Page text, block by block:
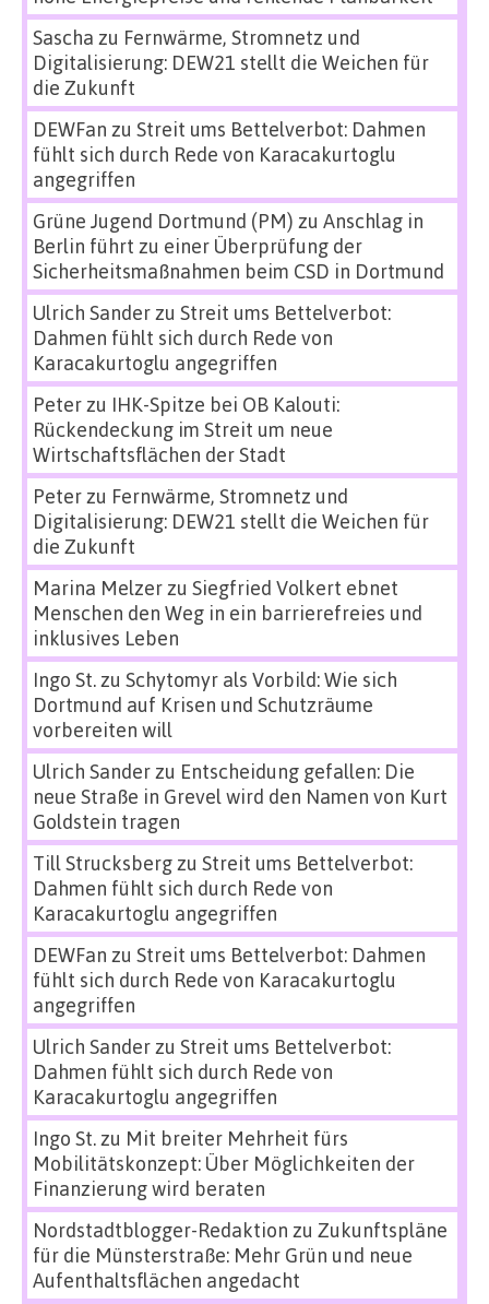
Sascha zu Fernwärme, Stromnetz und
Digitalisierung: DEW21 stellt die Weichen für
die Zukunft
DEWFan zu Streit ums Bettelverbot: Dahmen
fühlt sich durch Rede von Karacakurtoglu
angegriffen
Grüne Jugend Dortmund (PM) zu Anschlag in
Berlin führt zu einer Überprüfung der
Sicherheitsmaßnahmen beim CSD in Dortmund
Ulrich Sanderzu Streit ums Bettelverbot:
Dahmen fühlt sich durch Rede von
Karacakurtoglu angegriffen
Peterzu IHK-Spitze bei OB Kalouti:
Rückendeckung im Streit um neue
Wirtschaftsflächen der Stadt
Peterzu Fernwärme, Stromnetz und
Digitalisierung: DEW21 stellt die Weichen für
die Zukunft
Marina Melzerzu Siegfried Volkert ebnet
Menschen den Weg in ein barrierefreies und
inklusives Leben
Ingo St.zu Schytomyr als Vorbild: Wie sich
Dortmund auf Krisen und Schutzräume
vorbereiten will
Ulrich Sanderzu Entscheidung gefallen: Die
neue Straße in Grevel wird den Namen von Kurt
Goldstein tragen
Till Strucksbergzu Streit ums Bettelverbot:
Dahmen fühlt sich durch Rede von
Karacakurtoglu angegriffen
DEWFan zu Streit ums Bettelverbot: Dahmen
fühlt sich durch Rede von Karacakurtoglu
angegriffen
Ulrich Sanderzu Streit ums Bettelverbot:
Dahmen fühlt sich durch Rede von
Karacakurtoglu angegriffen
Ingo St.zu Mit breiter Mehrheit fürs
Mobilitätskonzept: Über Möglichkeiten der
Finanzierung wird beraten
Nordstadtblogger-Redaktion zu Zukunftspläne
für die Münsterstraße: Mehr Grün und neue
Aufenthaltsflächen angedacht